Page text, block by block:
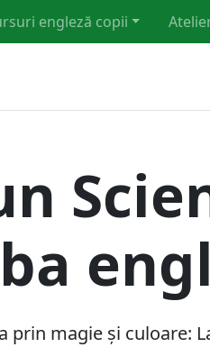
engleză copii
prin magie și culoare: